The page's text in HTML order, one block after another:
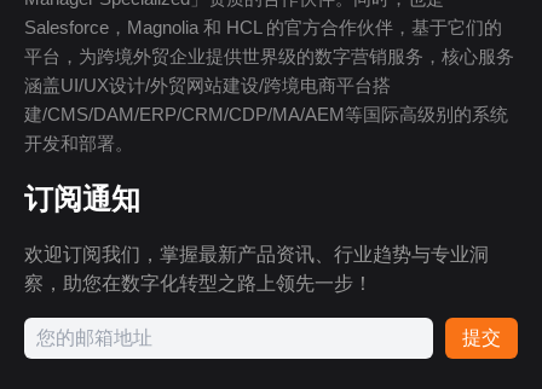
Salesforce，Magnolia 和 HCL 的官方合作伙伴，基于它们的
平台，为跨境外贸企业提供世界级的数字营销服务，核心服务
涵盖UI/UX设计/外贸网站建设/跨境电商平台搭
建/CMS/DAM/ERP/CRM/CDP/MA/AEM等国际高级别的系统
开发和部署。
订阅通知
欢迎订阅我们，掌握最新产品资讯、行业趋势与专业洞
察，助您在数字化转型之路上领先一步！
提交